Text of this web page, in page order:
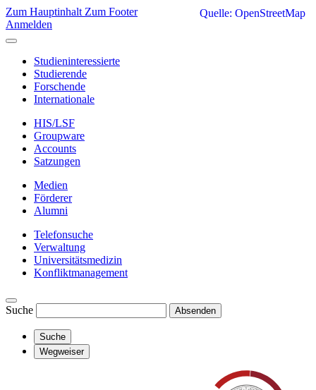
Zum Hauptinhalt Zum Footer
Anmelden
Studieninteressierte
Studierende
Forschende
Internationale
HIS/LSF
Groupware
Accounts
Satzungen
Medien
Förderer
Alumni
Telefonsuche
Verwaltung
Universitätsmedizin
Konfliktmanagement
Suche Absenden
Suche
Wegweiser
Quelle: OpenStreetMap